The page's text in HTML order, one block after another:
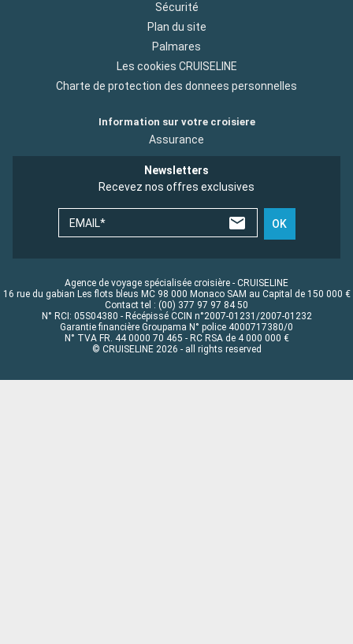
Sécurité
Plan du site
Palmares
Les cookies CRUISELINE
Charte de protection des donnees personnelles
Information sur votre croisiere
Assurance
Newsletters
Recevez nos offres exclusives
EMAIL* OK
Agence de voyage spécialisée croisière - CRUISELINE
16 rue du gabian Les flots bleus MC 98 000 Monaco SAM au Capital de 150 000 €
Contact tel : (00) 377 97 97 84 50
N° RCI: 05S04380 - Récépissé CCIN n°2007-01231/2007-01232
Garantie financière Groupama N° police 4000717380/0
N° TVA FR. 44 0000 70 465 - RC RSA de 4 000 000 €
© CRUISELINE 2026 - all rights reserved